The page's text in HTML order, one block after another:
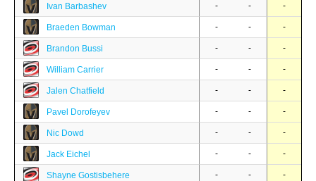
Ivan Barbashev - - -
Braeden Bowman - - -
Brandon Bussi - - -
William Carrier - - -
Jalen Chatfield - - -
Pavel Dorofeyev - - -
Nic Dowd - - -
Jack Eichel - - -
Shayne Gostisbehere - - -